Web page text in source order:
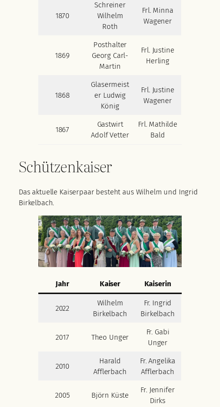
1870
Schreiner
Wilhelm
Roth
Frl. Minna
Wagener
1869
Posthalter
Georg Carl-
Martin
Frl. Justine
Herling
1868
Glasermeist
er Ludwig
König
Frl. Justine
Wagener
1867
Gastwirt
Adolf Vetter
Frl. Mathilde
Bald
Schützenkaiser
Das aktuelle Kaiserpaar besteht aus Wilhelm und Ingrid
Birkelbach.
Jahr Kaiser Kaiserin
2022
Wilhelm
Birkelbach
Fr. Ingrid
Birkelbach
2017 Theo Unger
Fr. Gabi
Unger
2010
Harald
Afflerbach
Fr. Angelika
Afflerbach
2005 Björn Küste
Fr. Jennifer
Dirks